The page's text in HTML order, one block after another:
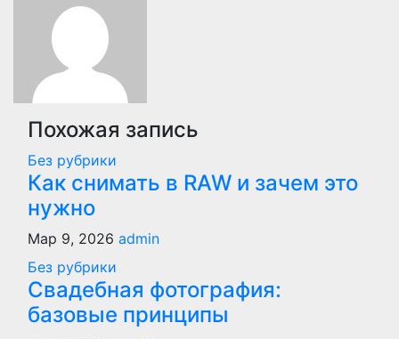
записям
Похожая запись
Без рубрики
Как снимать в RAW и зачем это
нужно
Мар 9, 2026 admin
Без рубрики
Свадебная фотография:
базовые принципы